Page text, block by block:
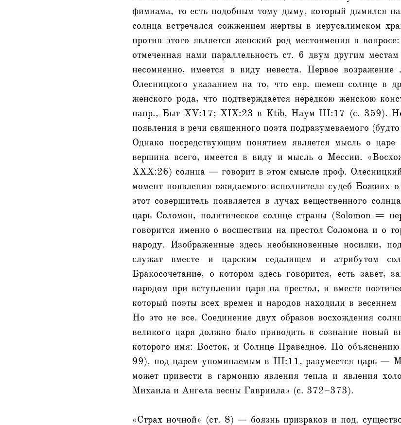
фимиама, то есть подобным тому дыму, который дымился
солнца встречался сожжением жертвы в иерусалимском
против этого является женский род местоимения в
отмеченная нами параллельность ст. 6 двум другим
несомненно, имеется в виду невеста. Первое возражение
Олесницкого указанием на то, что евр. шемеш солнце в
женского рода, что подтверждается нередкою женскою
напр., Быт XV:17; ХIX:23 в Ktib, Наум III:17 (с. 359). Но
появления в речи священного поэта подразумеваемого
Однако посредствующим понятием является мысль о
вершина всего, имеется в виду и мысль о Мессии.
XXX:26) солнца — говорит в этом смысле проф.
момент появления ожидаемого исполнителя судеб Божиих
этот совершитель появляется в лучах вещественного
царь Соломон, политическое солнце страны (Solomon =
говорится именно о восшествии на престол Соломона и о
народу. Изображенные здесь необыкновенные носилки,
служат вместе и царским седалищем и атрибутом
Бракосочетание, о котором здесь говорится, есть завет,
народом при вступлении царя на престол, и вместе
который поэты всех времен и народов находили в
Но это не все. Соединение двух образов восхождения
великого царя должно было приводить в сознание новый
которого имя: Восток, и Солнце Праведное. По
99), под царем упоминаемым в III:11, разумеется царь —
может привести в гармонию явления тепла и явления
Михаила и Ангела весны Гавриила» (с. 372–373).
«Страх ночной» (ст. 8) — боязнь призраков и под.